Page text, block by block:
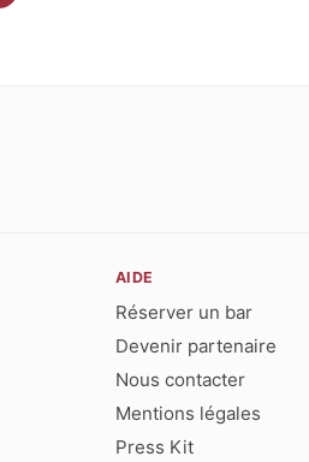
AIDE
Réserver un bar
Devenir partenaire
Nous contacter
Mentions légales
Press Kit